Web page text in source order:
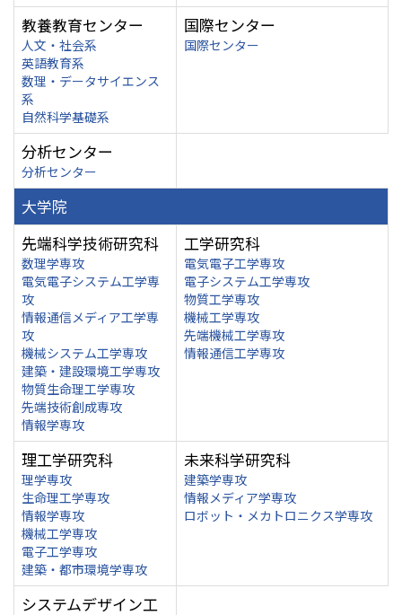
教養教育センター
人文・社会系
英語教育系
数理・データサイエンス
系
自然科学基礎系
国際センター
国際センター
分析センター
分析センター
大学院
先端科学技術研究科
数理学専攻
電気電子システム工学専
攻
情報通信メディア工学専
攻
機械システム工学専攻
建築・建設環境工学専攻
物質生命理工学専攻
先端技術創成専攻
情報学専攻
工学研究科
電気電子工学専攻
電子システム工学専攻
物質工学専攻
機械工学専攻
先端機械工学専攻
情報通信工学専攻
理工学研究科
理学専攻
生命理工学専攻
情報学専攻
機械工学専攻
電子工学専攻
建築・都市環境学専攻
未来科学研究科
建築学専攻
情報メディア学専攻
ロボット・メカトロニクス学専攻
システムデザイン工